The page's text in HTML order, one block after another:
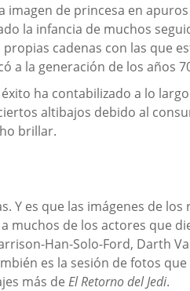
imagen de princesa en
la infancia de muchos
cadenas con las que
a la generación de los años
ha contabilizado a lo
altibajos debido al
brillar.
Y es que las imágenes de los
muchos de los actores que
Han-Solo-Ford, Darth
es la sesión de fotos
más de El Retorno del Jedi.